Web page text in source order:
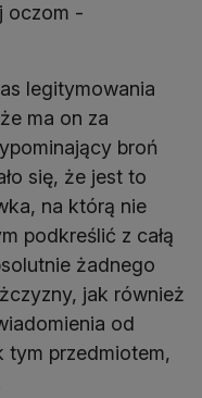
oczom -
legitymowania
ma on za
broń
się, że jest to
na którą nie
podkreślić z całą
żadnego
jak również
od
przedmiotem,